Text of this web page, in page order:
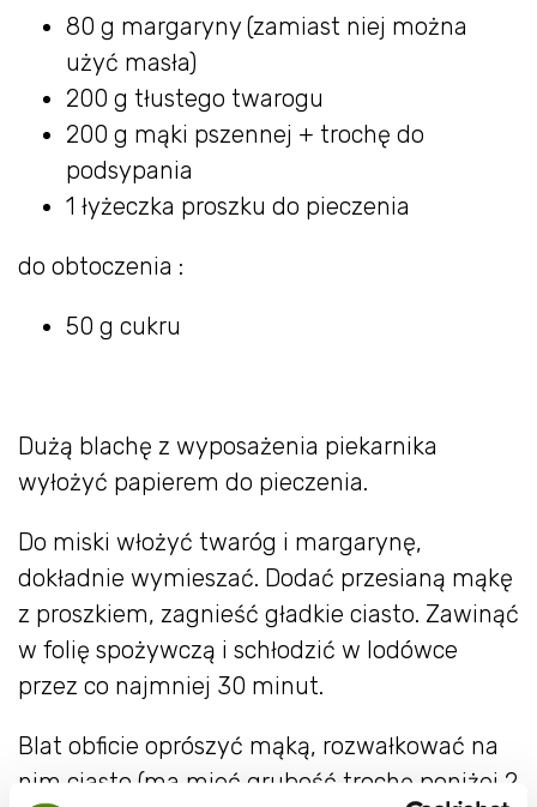
80 g margaryny (zamiast niej można
użyć masła)
200 g tłustego twarogu
200 g mąki pszennej + trochę do
podsypania
1 łyżeczka proszku do pieczenia
do obtoczenia :
50 g cukru
Dużą blachę z wyposażenia piekarnika
wyłożyć papierem do pieczenia.
Do miski włożyć twaróg i margarynę,
dokładnie wymieszać. Dodać przesianą mąkę
z proszkiem, zagnieść gładkie ciasto. Zawinąć
w folię spożywczą i schłodzić w lodówce
przez co najmniej 30 minut.
Blat obficie oprószyć mąką, rozwałkować na
nim ciasto (ma mieć grubość trochę poniżej 2